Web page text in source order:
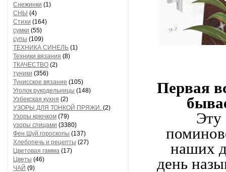
Снежинки (1)
СНЫ (4)
Стихи (164)
сумки (55)
супы (109)
ТЕХНИКА СИНЕЛЬ (1)
Техники вязания (8)
ТКАЧЕСТВО (2)
туники (356)
Тунисское вязание (105)
Уголок рукодельницы (148)
Узбекская кухня (2)
УЗОРЫ ДЛЯ ТОНКОЙ ПРЯЖИ. (2)
Узоры крючком (79)
узоры спицами (3380)
Фен Шуй.гороскопы (137)
Хлебопечь и рецепты (27)
Цветовая гамма (17)
Цветы (46)
ЧАЙ (9)
Первая
Эту
наших
день